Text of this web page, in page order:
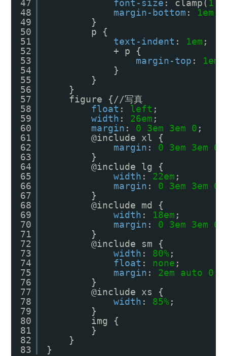
47
48
49
50
51
52
53
54
55
56
57
58
59
60
61
62
63
64
65
66
67
68
69
70
71
72
73
74
75
76
77
78
79
80
81
82
83
font-size : clamp(
margin-bottom : 1em
}
p {
text-indent : 1em ;
+ p {
margin-top : 1em
}
}
}
figure {//写真
float : left ;
width : 26em ;
margin : 0 3em 3em 0 ;
@include xl {
margin : 0 3em 3em 0
}
@include lg {
width : 22em ;
margin : 0 3em 3em 0
}
@include md {
width : 18em ;
margin : 0 3em 3em 0
}
@include sm {
width : 80%;
float : none ;
margin : 2em auto 0
}
@include xs {
width : 85%;
}
img {
}
}
}